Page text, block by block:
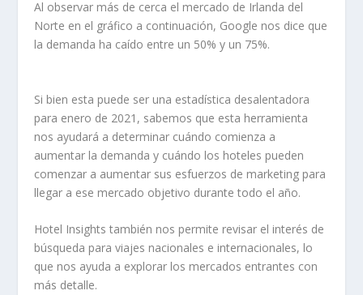
Al observar más de cerca el mercado de Irlanda del
Norte en el gráfico a continuación, Google nos dice que
la demanda ha caído entre un 50% y un 75%.
Si bien esta puede ser una estadística desalentadora
para enero de 2021, sabemos que esta herramienta
nos ayudará a determinar cuándo comienza a
aumentar la demanda y cuándo los hoteles pueden
comenzar a aumentar sus esfuerzos de marketing para
llegar a ese mercado objetivo durante todo el año.
Hotel Insights también nos permite revisar el interés de
búsqueda para viajes nacionales e internacionales, lo
que nos ayuda a explorar los mercados entrantes con
más detalle.